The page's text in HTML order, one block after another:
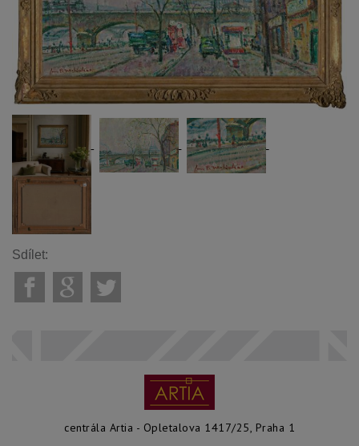
Sdílet:
centrála Artia - Opletalova 1417/25, Praha 1